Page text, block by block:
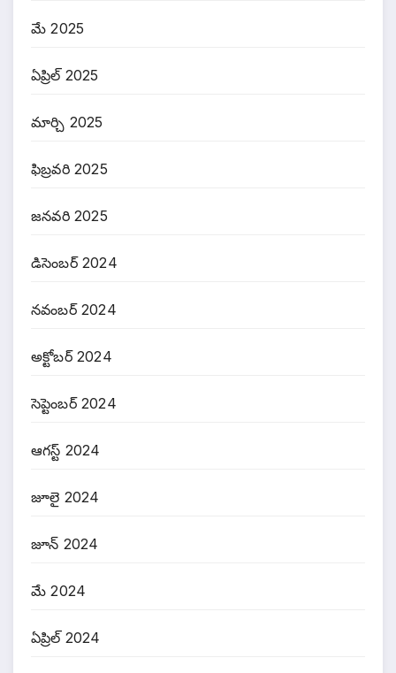
మే 2025
ఏప్రిల్ 2025
మార్చి 2025
ఫిబ్రవరి 2025
జనవరి 2025
డిసెంబర్ 2024
నవంబర్ 2024
అక్టోబర్ 2024
సెప్టెంబర్ 2024
ఆగస్ట్ 2024
జూలై 2024
జూన్ 2024
మే 2024
ఏప్రిల్ 2024